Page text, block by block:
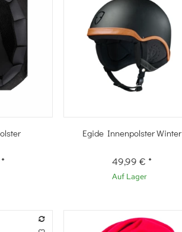
*
Schnellkauf
Egide Innenpolster Winter
49,99 € *
Auf Lager